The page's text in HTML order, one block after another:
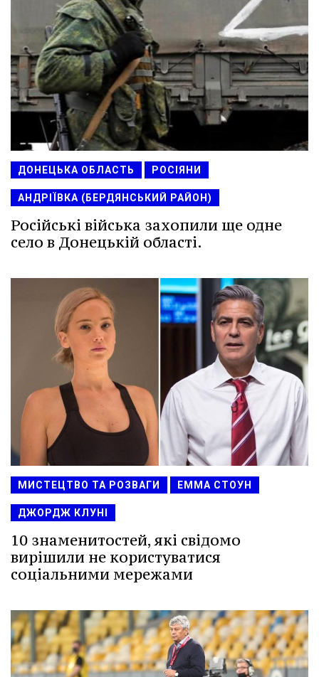
ДОНЕЦЬКА ОБЛАСТЬ РОСІЯНИ
АНДРІЇВКА (БЕРДЯНСЬКИЙ РАЙОН)
Російські війська захопили ще одне
село в Донецькій області.
МИСТЕЦТВО ТА РОЗВАГИ ЕММА СТОУН
ДЖОРДЖ КЛУНІ
10 знаменитостей, які свідомо
вирішили не користуватися
соціальними мережами